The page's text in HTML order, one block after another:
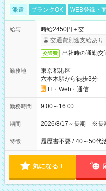
派遣 ブランクOK WEB登録・
給与
時給2450円＋交
交通費別途支給あり
交通費 出社時の通勤交
勤務地
東京都港区
六本木駅から徒歩3分
IT・Web・通信
勤務時間 9:00～16:00
期間 2026/8/17～長期 ※長
特徴 履歴書不要 / 40～50代
気になる！